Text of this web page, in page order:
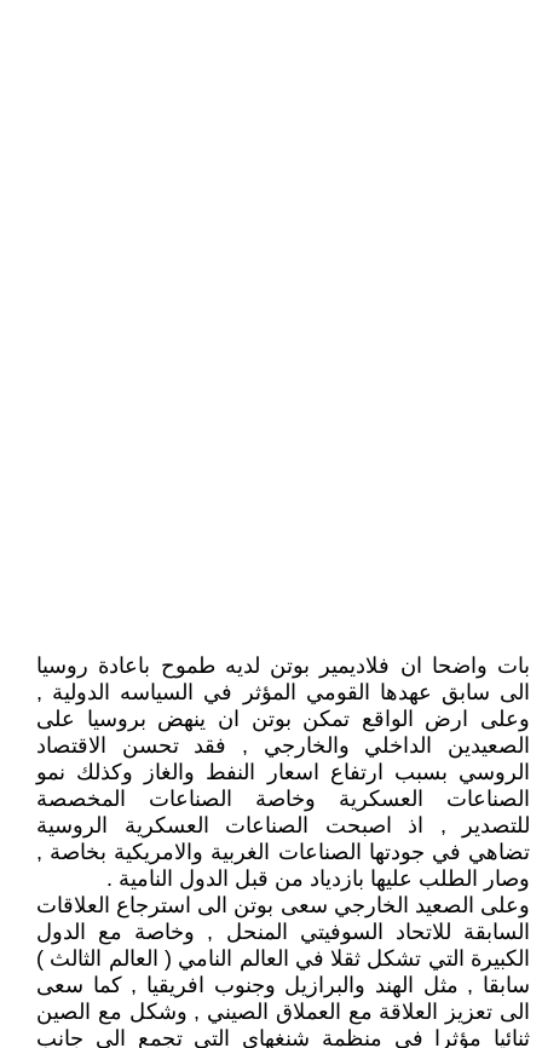
بات واضحا ان فلاديمير بوتن لديه طموح باعادة روسيا
الى سابق عهدها القومي المؤثر في السياسه الدولية ,
وعلى ارض الواقع تمكن بوتن ان ينهض بروسيا على
الصعيدين الداخلي والخارجي , فقد تحسن الاقتصاد
الروسي بسبب ارتفاع اسعار النفط والغاز وكذلك نمو
الصناعات العسكرية وخاصة الصناعات المخصصة
للتصدير , اذ اصبحت الصناعات العسكرية الروسية
تضاهي في جودتها الصناعات الغربية والامريكية بخاصة ,
وصار الطلب عليها بازدياد من قبل الدول النامية .
وعلى الصعيد الخارجي سعى بوتن الى استرجاع العلاقات
السابقة للاتحاد السوفيتي المنحل , وخاصة مع الدول
الكبيرة التي تشكل ثقلا في العالم النامي ( العالم الثالث )
سابقا , مثل الهند والبرازيل وجنوب افريقيا , كما سعى
الى تعزيز العلاقة مع العملاق الصيني , وشكل مع الصين
ثنائيا مؤثرا في منظمة شنغهاي التي تجمع الى جانب